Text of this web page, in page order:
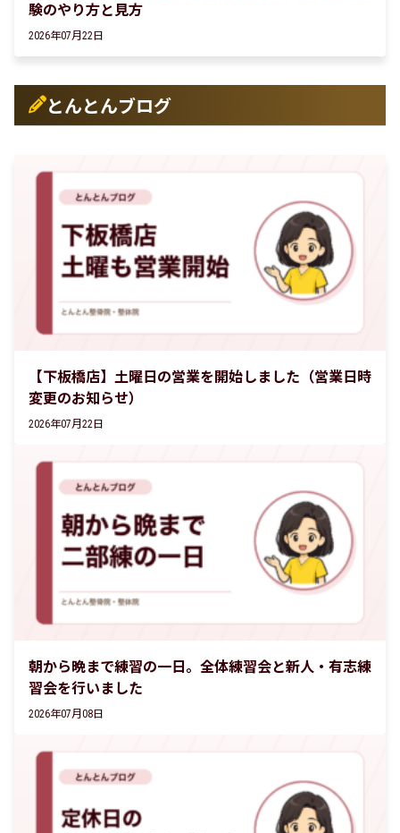
験のやり方と見方
2026年07月22日
とんとんブログ
【下板橋店】土曜日の営業を開始しました（営業日時
変更のお知らせ）
2026年07月22日
朝から晩まで練習の一日。全体練習会と新人・有志練
習会を行いました
2026年07月08日